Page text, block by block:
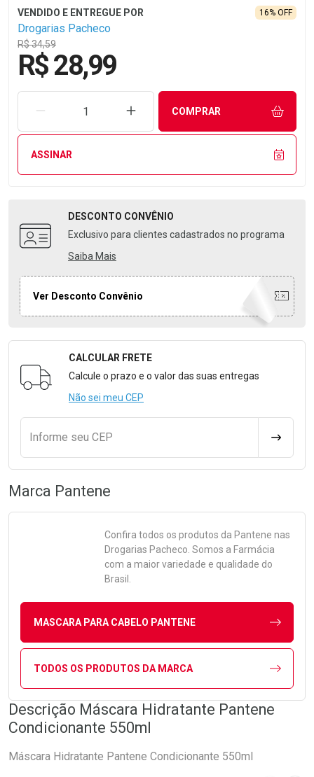
Drogarias Pacheco
R$ 34,59
16% OFF
R$ 28,99
REMOVER UMA UNIDADEAUMENTAR UMA UNIDADE
COMPRAR
ASSINAR
DESCONTO CONVÊNIO
Exclusivo para clientes cadastrados no programa
Saiba Mais
Ver Desconto Convênio
Formulário para Calcular o Frete
CALCULAR FRETE
Calcule o prazo e o valor das suas entregas
Não sei meu CEP
Informe seu CEP
Marca Pantene
Confira todos os produtos da Pantene nas
Drogarias Pacheco. Somos a Farmácia
com a maior variedade e qualidade do
Brasil.
MASCARA PARA CABELO PANTENE
TODOS OS PRODUTOS DA MARCA
Descrição Máscara Hidratante Pantene
Condicionante 550ml
Máscara Hidratante Pantene Condicionante 550ml